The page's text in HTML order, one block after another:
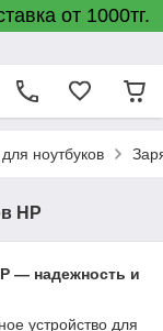
от 1000тг.
ноутбуков
HP
— надежность и
устройство для